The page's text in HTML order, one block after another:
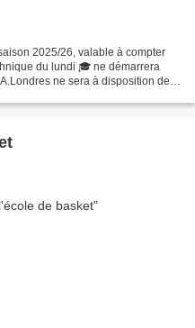
2025/26, valable à compter
du lundi 🎓 ne démarrera
ne sera à disposition des